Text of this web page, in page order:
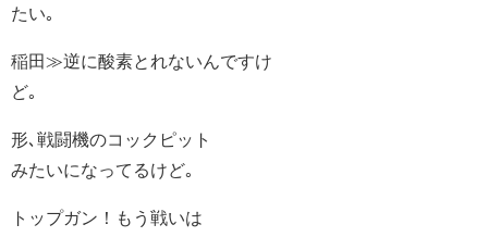
たい｡
稲田≫逆に酸素とれないんですけ
ど｡
形､戦闘機のコックピット
みたいになってるけど｡
トップガン！もう戦いは